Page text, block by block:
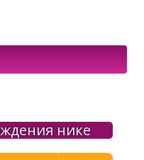
нике